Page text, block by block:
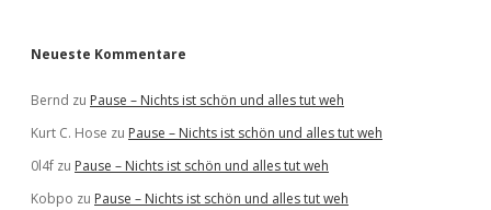
Neueste Kommentare
Bernd zu Pause – Nichts ist schön und alles tut weh
Kurt C. Hose zu Pause – Nichts ist schön und alles tut weh
0l4f zu Pause – Nichts ist schön und alles tut weh
Kobpo zu Pause – Nichts ist schön und alles tut weh